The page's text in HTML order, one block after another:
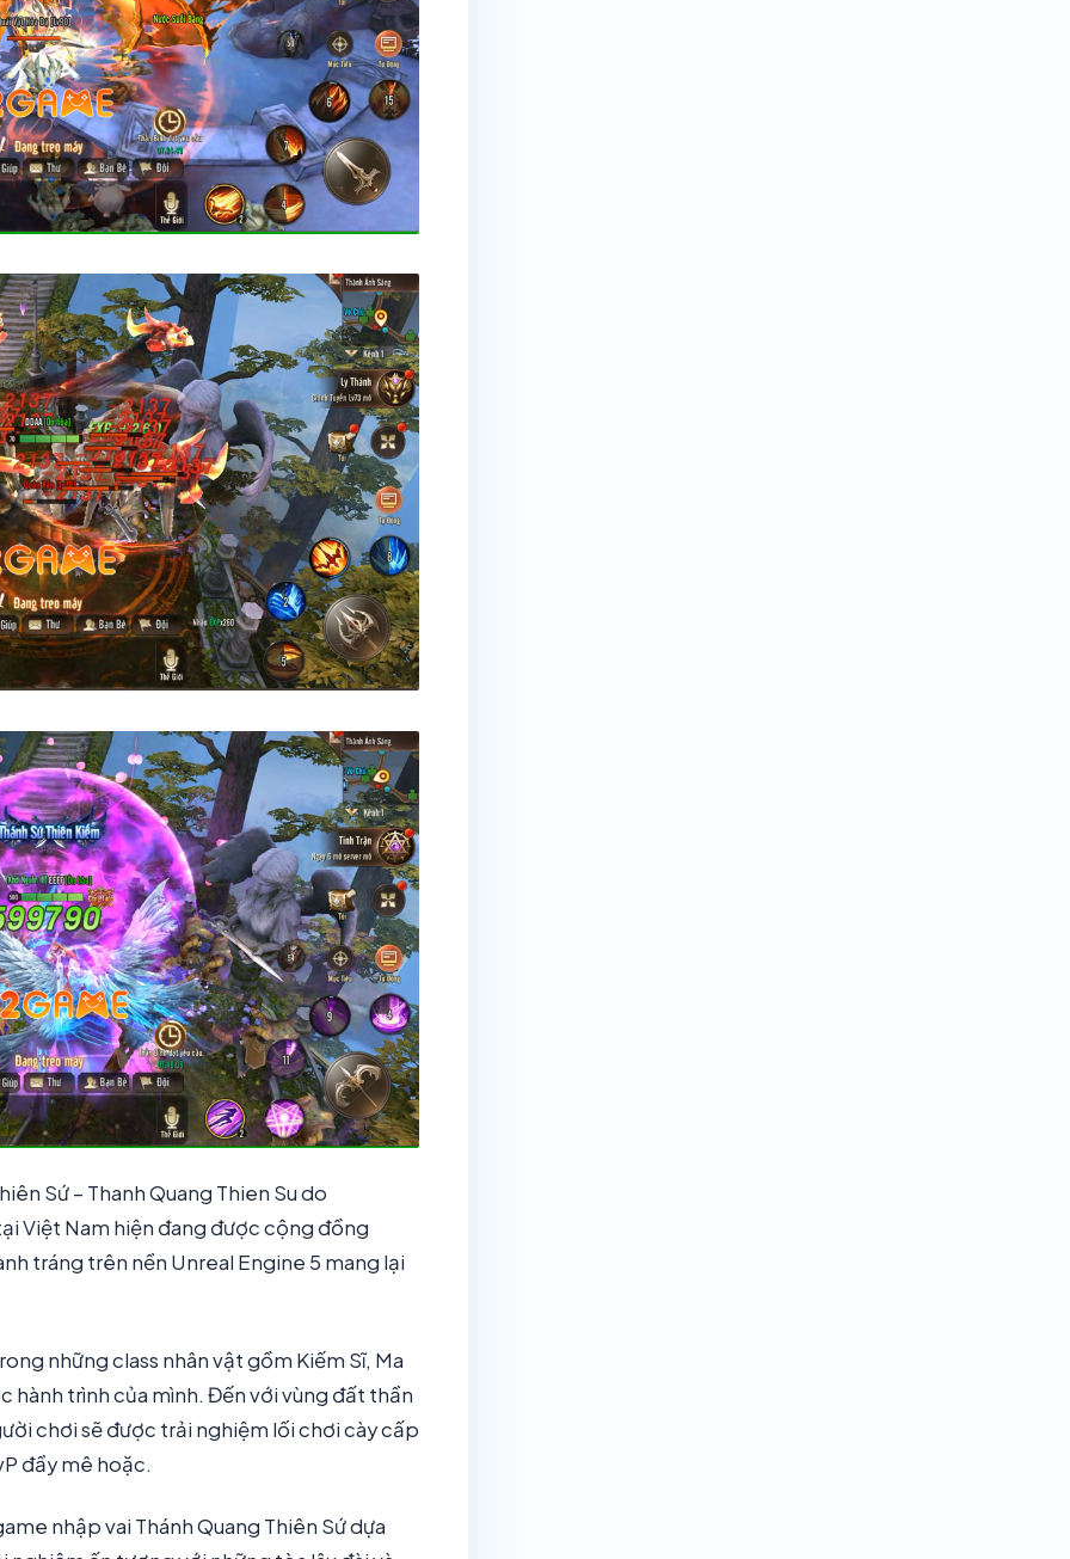
Sứ – Thanh Quang Thien Su do
Việt Nam hiện đang được cộng đồng
tráng trên nền Unreal Engine 5 mang lại
những class nhân vật gồm Kiếm Sĩ, Ma
hành trình của mình. Đến với vùng đất thần
chơi sẽ được trải nghiệm lối chơi cày cấp
đầy mê hoặc.
nhập vai Thánh Quang Thiên Sứ dựa